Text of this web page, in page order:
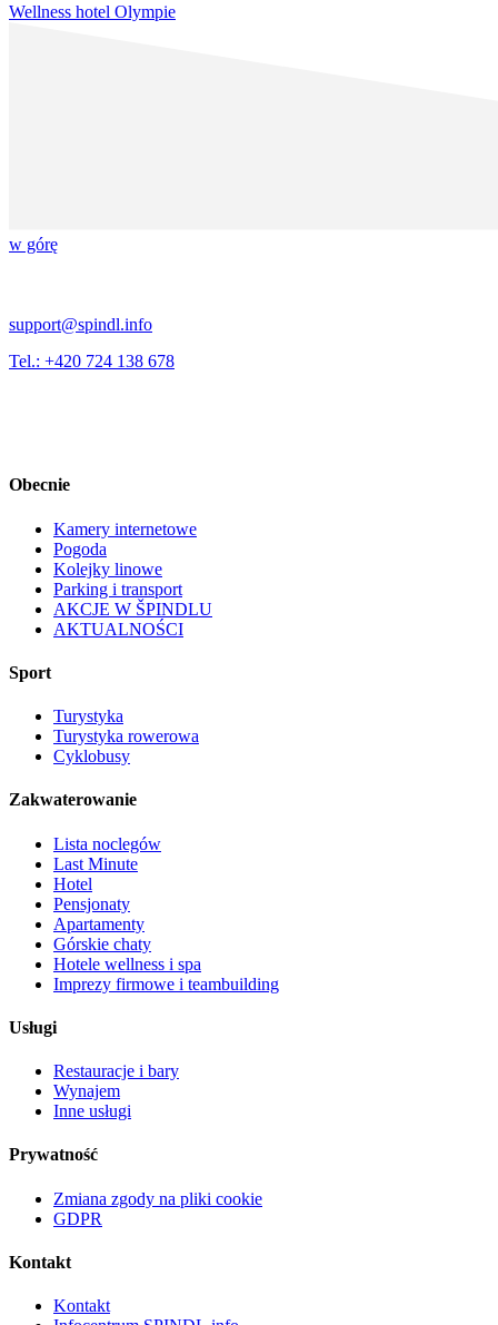
Wellness hotel Olympie
w górę
support@spindl.info
Tel.: +420 724 138 678
Obecnie
Kamery internetowe
Pogoda
Kolejky linowe
Parking i transport
AKCJE W ŠPINDLU
AKTUALNOŚCI
Sport
Turystyka
Turystyka rowerowa
Cyklobusy
Zakwaterowanie
Lista noclegów
Last Minute
Hotel
Pensjonaty
Apartamenty
Górskie chaty
Hotele wellness i spa
Imprezy firmowe i teambuilding
Usługi
Restauracje i bary
Wynajem
Inne usługi
Prywatność
Zmiana zgody na pliki cookie
GDPR
Kontakt
Kontakt